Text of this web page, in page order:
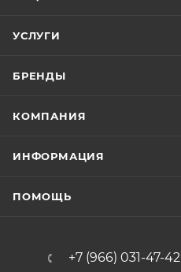
УСЛУГИ
БРЕНДЫ
КОМПАНИЯ
ИНФОРМАЦИЯ
ПОМОЩЬ
+7 (966) 031-47-42